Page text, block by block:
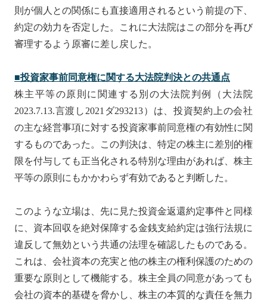
則が個人との関係にも直接適用されるという前提の下、
約定の効力を否定した。これに大法院はこの部分を再び
審理するよう原審に差し戻した。
■投資家事前同意権に関する大法院判決との共通点
株主平等の原則に関連する別の大法院判例（大法院
2023.7.13.言渡し2021ダ293213）は、投資契約上の会社
の主な経営事項に対する投資家事前同意権の有効性に関
するものであった。この判決は、特定の株主に差別的権
限を付与しても正当化される特別な理由があれば、株主
平等の原則にもかかわらず有効であると判断した。
このような立場は、先に見た投資金返還約定事件と同様
に、資本回収を絶対保障する金銭支給約定は強行法規に
違反して無効という共通の法理を確認したものである。
これは、会社資本の充実と他の株主の権利保護のための
重要な原則として機能する。株主全員の同意があっても
会社の資本的基礎を脅かし、株主の本質的な責任を無力